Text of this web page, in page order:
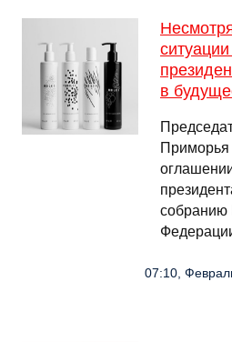
в
Приморья
собранию
07:10,